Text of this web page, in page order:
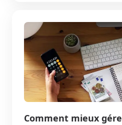
Comment mieux